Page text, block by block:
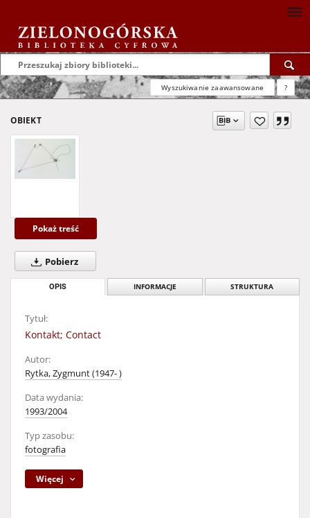
Wyszukiwanie zaawansowane ?
OBIEKT
Pokaż treść
Pobierz
OPIS INFORMACJE STRUKTURA
Tytuł:
Kontakt; Contact
Autor:
Rytka, Zygmunt (1947- )
Data wydania:
1993/2004
Typ zasobu:
fotografia
Więcej